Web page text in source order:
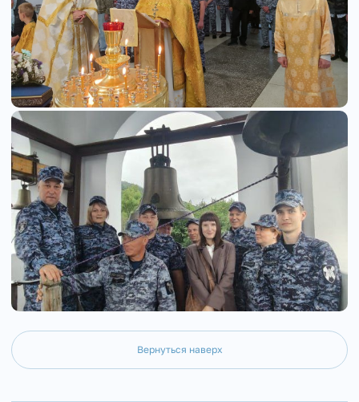
Вернуться наверх